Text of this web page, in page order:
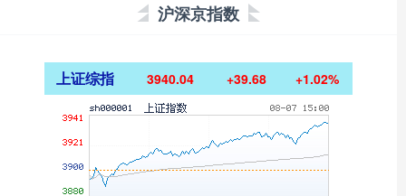
沪深京指数
上证综指 3940.04 +39.68 +1.02%